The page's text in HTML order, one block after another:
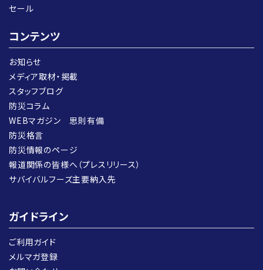
セール
コンテンツ
お知らせ
メディア取材・掲載
スタッフブログ
防災コラム
WEBマガジン 思則有備
防災格言
防災情報のページ
報道関係の皆様へ（プレスリリース）
サバイバルフーズ主要納入先
ガイドライン
ご利用ガイド
メルマガ登録